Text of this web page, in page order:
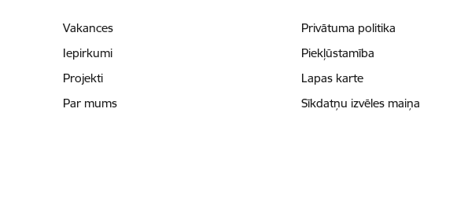
Vakances
Iepirkumi
Projekti
Par mums
Privātuma politika
Piekļūstamība
Lapas karte
Sīkdatņu izvēles maiņa